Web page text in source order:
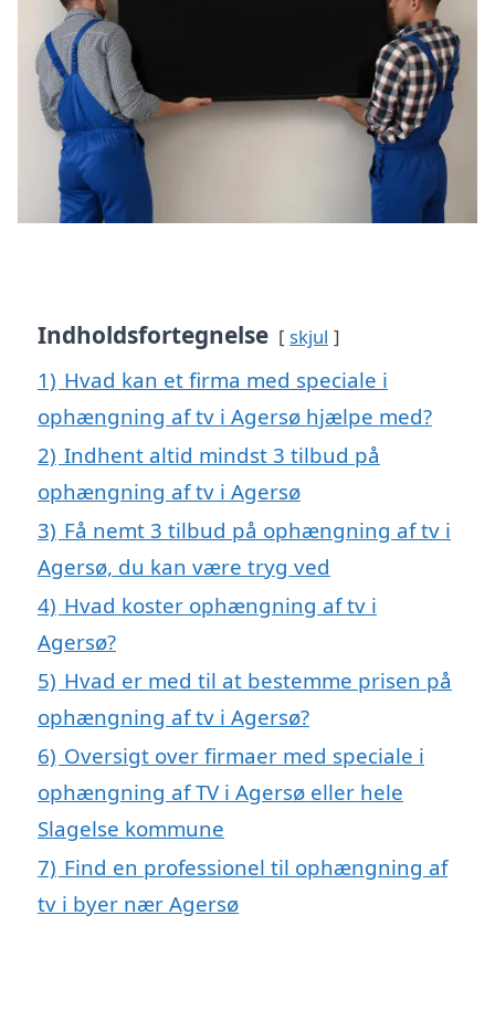
Indholdsfortegnelse skjul
1) Hvad kan et firma med speciale i
ophængning af tv i Agersø hjælpe med?
2) Indhent altid mindst 3 tilbud på
ophængning af tv i Agersø
3) Få nemt 3 tilbud på ophængning af tv i
Agersø, du kan være tryg ved
4) Hvad koster ophængning af tv i
Agersø?
5) Hvad er med til at bestemme prisen på
ophængning af tv i Agersø?
6) Oversigt over firmaer med speciale i
ophængning af TV i Agersø eller hele
Slagelse kommune
7) Find en professionel til ophængning af
tv i byer nær Agersø